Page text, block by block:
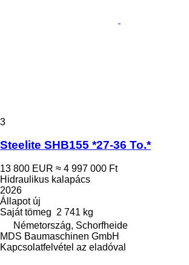
3
Steelite SHB155 *27-36 To.*
13 800 EUR ≈ 4 997 000 Ft
Hidraulikus kalapács
2026
Állapotúj
Saját tömeg 2 741 kg
Németország, Schorfheide
MDS Baumaschinen GmbH
Kapcsolatfelvétel az eladóval